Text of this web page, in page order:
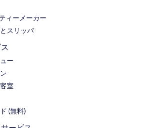
ィーメーカー
スリッパ
ー
室
(無料)